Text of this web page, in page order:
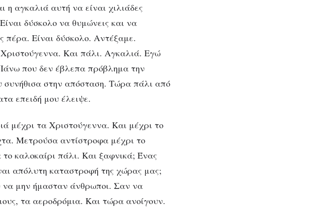
αγκαλιά αυτή να είναι χιλιάδες
δύσκολο να θυμώνεις και να
πέρα. Είναι δύσκολο. Αντέξαμε.
Και πάλι. Αγκαλιά. Εγώ
που δεν έβλεπα πρόβλημα την
στην απόσταση. Τώρα πάλι από
επειδή μου έλειψε.
μέχρι τα Χριστούγεννα. Και μέχρι το
Μετρούσα αντίστροφα μέχρι το
καλοκαίρι πάλι. Και ξαφνικά; Ένας
απόλυτη καταστροφή της χώρας μας;
να μην ήμασταν άνθρωποι. Σαν να
τα αεροδρόμια. Και τώρα ανοίγουν.